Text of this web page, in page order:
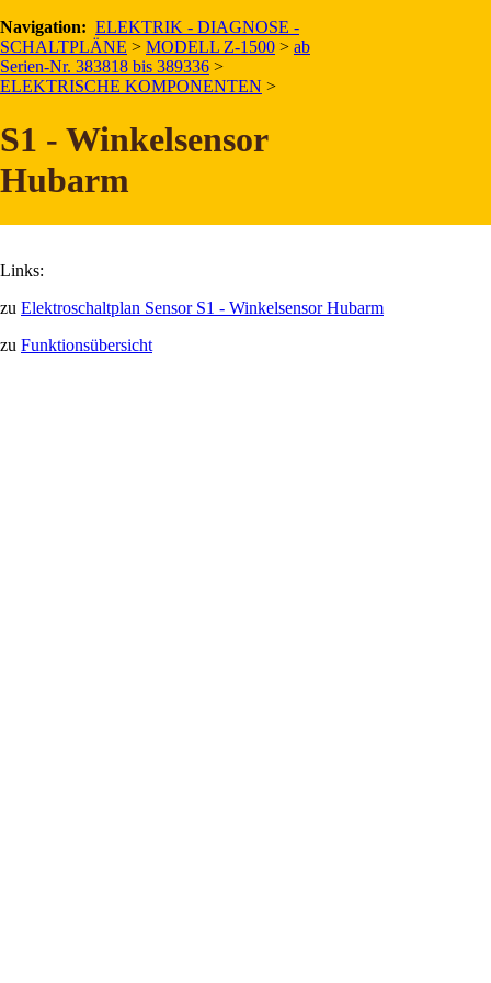
Navigation: ELEKTRIK - DIAGNOSE -
SCHALTPLÄNE > MODELL Z-1500 > ab
Serien-Nr. 383818 bis 389336 >
ELEKTRISCHE KOMPONENTEN >
S1 - Winkelsensor
Hubarm
Beschreibung und Anordnung
WinkelsensorS1am Hubarm aktiviert
Hubzylinder, wenn:
Links:
zu Elektroschaltplan Sensor S1 - Winkelsensor Hubarm
zu Funktionsübersicht